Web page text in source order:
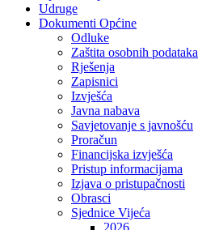
Udruge
Dokumenti Općine
Odluke
Zaštita osobnih podataka
Rješenja
Zapisnici
Izvješća
Javna nabava
Savjetovanje s javnošću
Proračun
Financijska izvješća
Pristup informacijama
Izjava o pristupačnosti
Obrasci
Sjednice Vijeća
2026